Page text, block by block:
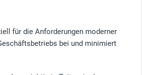
für die Anforderungen moderner
bei und minimiert